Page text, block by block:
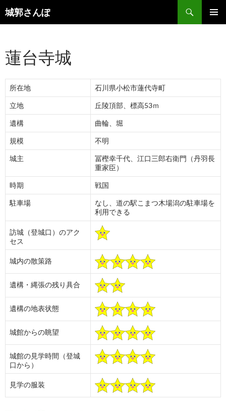
コ
ン
ツ
へ
ス
プ
城郭さんぽ
検
索
蓮台寺城
所在地 石川県小松市蓮代寺町
立地 丘陵頂部、標高53ｍ
遺構 曲輪、堀
規模 不明
城主
冨樫幸千代、江口三郎右衛門（丹羽長
重家臣）
時期 戦国
駐車場
なし、道の駅こまつ木場潟の駐車場を
利用できる
訪城（登城口）のアク
セス
城内の散策路
遺構・縄張の残り具合
遺構の地表状態
城館からの眺望
城館の見学時間（登城
口から）
見学の服装